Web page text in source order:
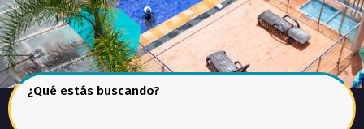
¿Qué estás buscando?